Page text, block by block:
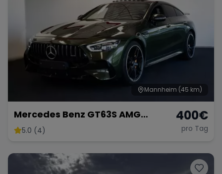
Mannheim (45 km)
Mercedes Benz GT63S AMG
FACELIFT
5.0 (4)
400€
pro Tag